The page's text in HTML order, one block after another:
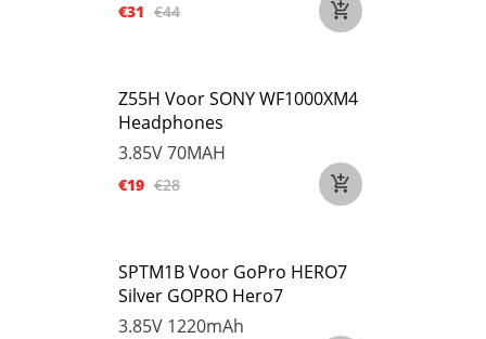
€31 €44
Z55H Voor SONY WF1000XM4
Headphones
3.85V70MAH
€19 €28
SPTM1B Voor GoPro HERO7
Silver GOPRO Hero7
3.85V 1220mAh